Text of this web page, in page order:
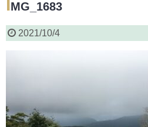
IMG_1683
2021/10/4